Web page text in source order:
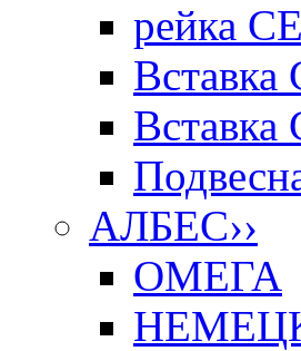
рейка
АЛБЕС››
ОМЕГА